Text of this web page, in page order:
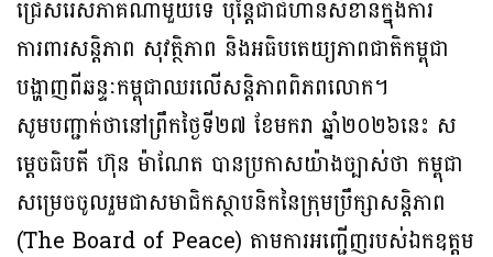
ជ្រើសរើសភាគីណាមួយទេ ប៉ុន្តែជាជំហានសំខាន់ក្នុងការ
ការពារសន្តិភាព សុវត្ថិភាព និងអធិបតេយ្យភាពជាតិកម្ពុជា
បង្ហាញពីឆន្ទៈកម្ពុជាឈរលើសន្តិភាពពិភពលោក។
សូមបញ្ជាក់ថានៅព្រឹកថ្ងៃទី២៧ ខែមករា ឆ្នាំ២០២៦នេះ ស
ម្តេចធិបតី ហ៊ុន ម៉ាណែត បានប្រកាសយ៉ាងច្បាស់ថា កម្ពុជា
សម្រេចចូលរួមជាសមាជិកស្ថាបនិកនៃក្រុមប្រឹក្សាសន្តិភាព
(The Board of Peace) តាមការអញ្ជើញរបស់ឯកឧត្តម